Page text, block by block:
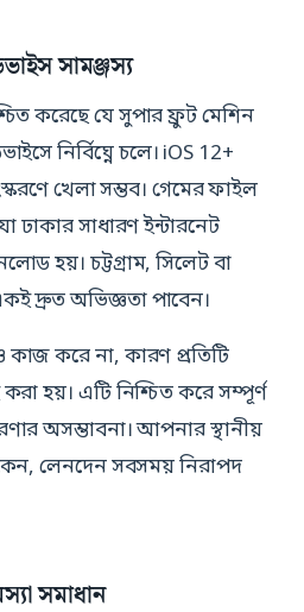
সামঞ্জস্য
করেছে যে সুপার ফ্রুট মেশিন
নির্বিঘ্নে চলে। iOS 12+
খেলা সম্ভব। গেমের ফাইল
ঢাকার সাধারণ ইন্টারনেট
হয়। চট্টগ্রাম, সিলেট বা
দ্রুত অভিজ্ঞতা পাবেন।
করে না, কারণ প্রতিটি
করা হয়। এটি নিশ্চিত করে সম্পূর্ণ
অসম্ভাবনা। আপনার স্থানীয়
লেনদেন সবসময় নিরাপদ
সমাধান